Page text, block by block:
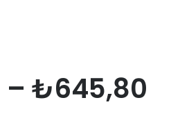
– ₺645,80